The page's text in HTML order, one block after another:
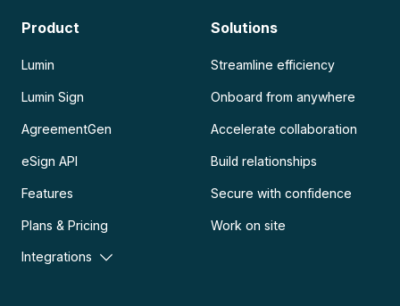
Product
Lumin
Lumin Sign
AgreementGen
eSign API
Features
Plans & Pricing
Integrations
Solutions
Streamline efficiency
Onboard from anywhere
Accelerate collaboration
Build relationships
Secure with confidence
Work on site